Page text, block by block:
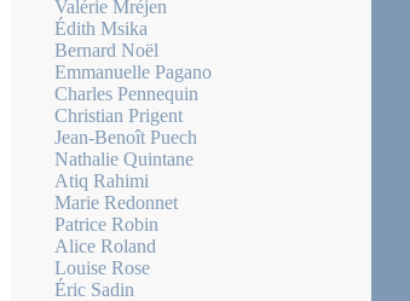
Valérie Mréjen
Édith Msika
Bernard Noël
Emmanuelle Pagano
Charles Pennequin
Christian Prigent
Jean-Benoît Puech
Nathalie Quintane
Atiq Rahimi
Marie Redonnet
Patrice Robin
Alice Roland
Louise Rose
Éric Sadin